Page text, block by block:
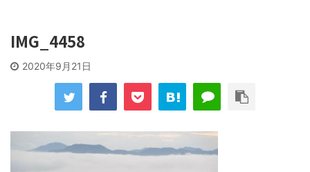
IMG_4458
2020年9月21日